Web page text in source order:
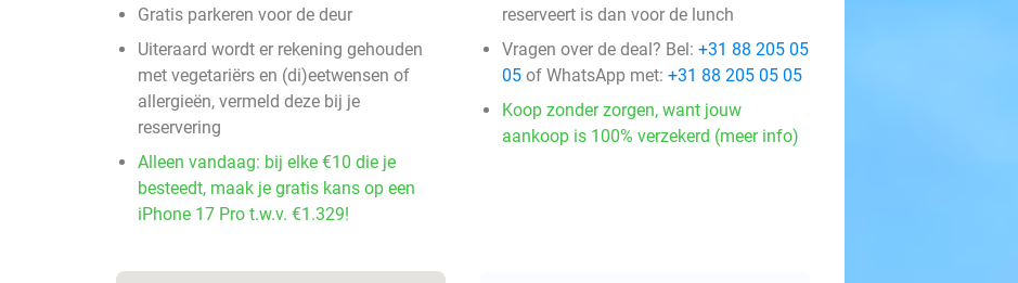
Gratis parkeren voor de deur
Uiteraard wordt er rekening gehouden
met vegetariërs en (di)eetwensen of
allergieën, vermeld deze bij je
reservering
Alleen vandaag: bij elke €10 die je
besteedt, maak je gratis kans op een
iPhone 17 Pro t.w.v. €1.329!
reserveert is dan voor de lunch
Vragen over de deal? Bel: +31 88 205 05
05 of WhatsApp met: +31 88 205 05 05
Koop zonder zorgen, want jouw
aankoop is 100% verzekerd (meer info)